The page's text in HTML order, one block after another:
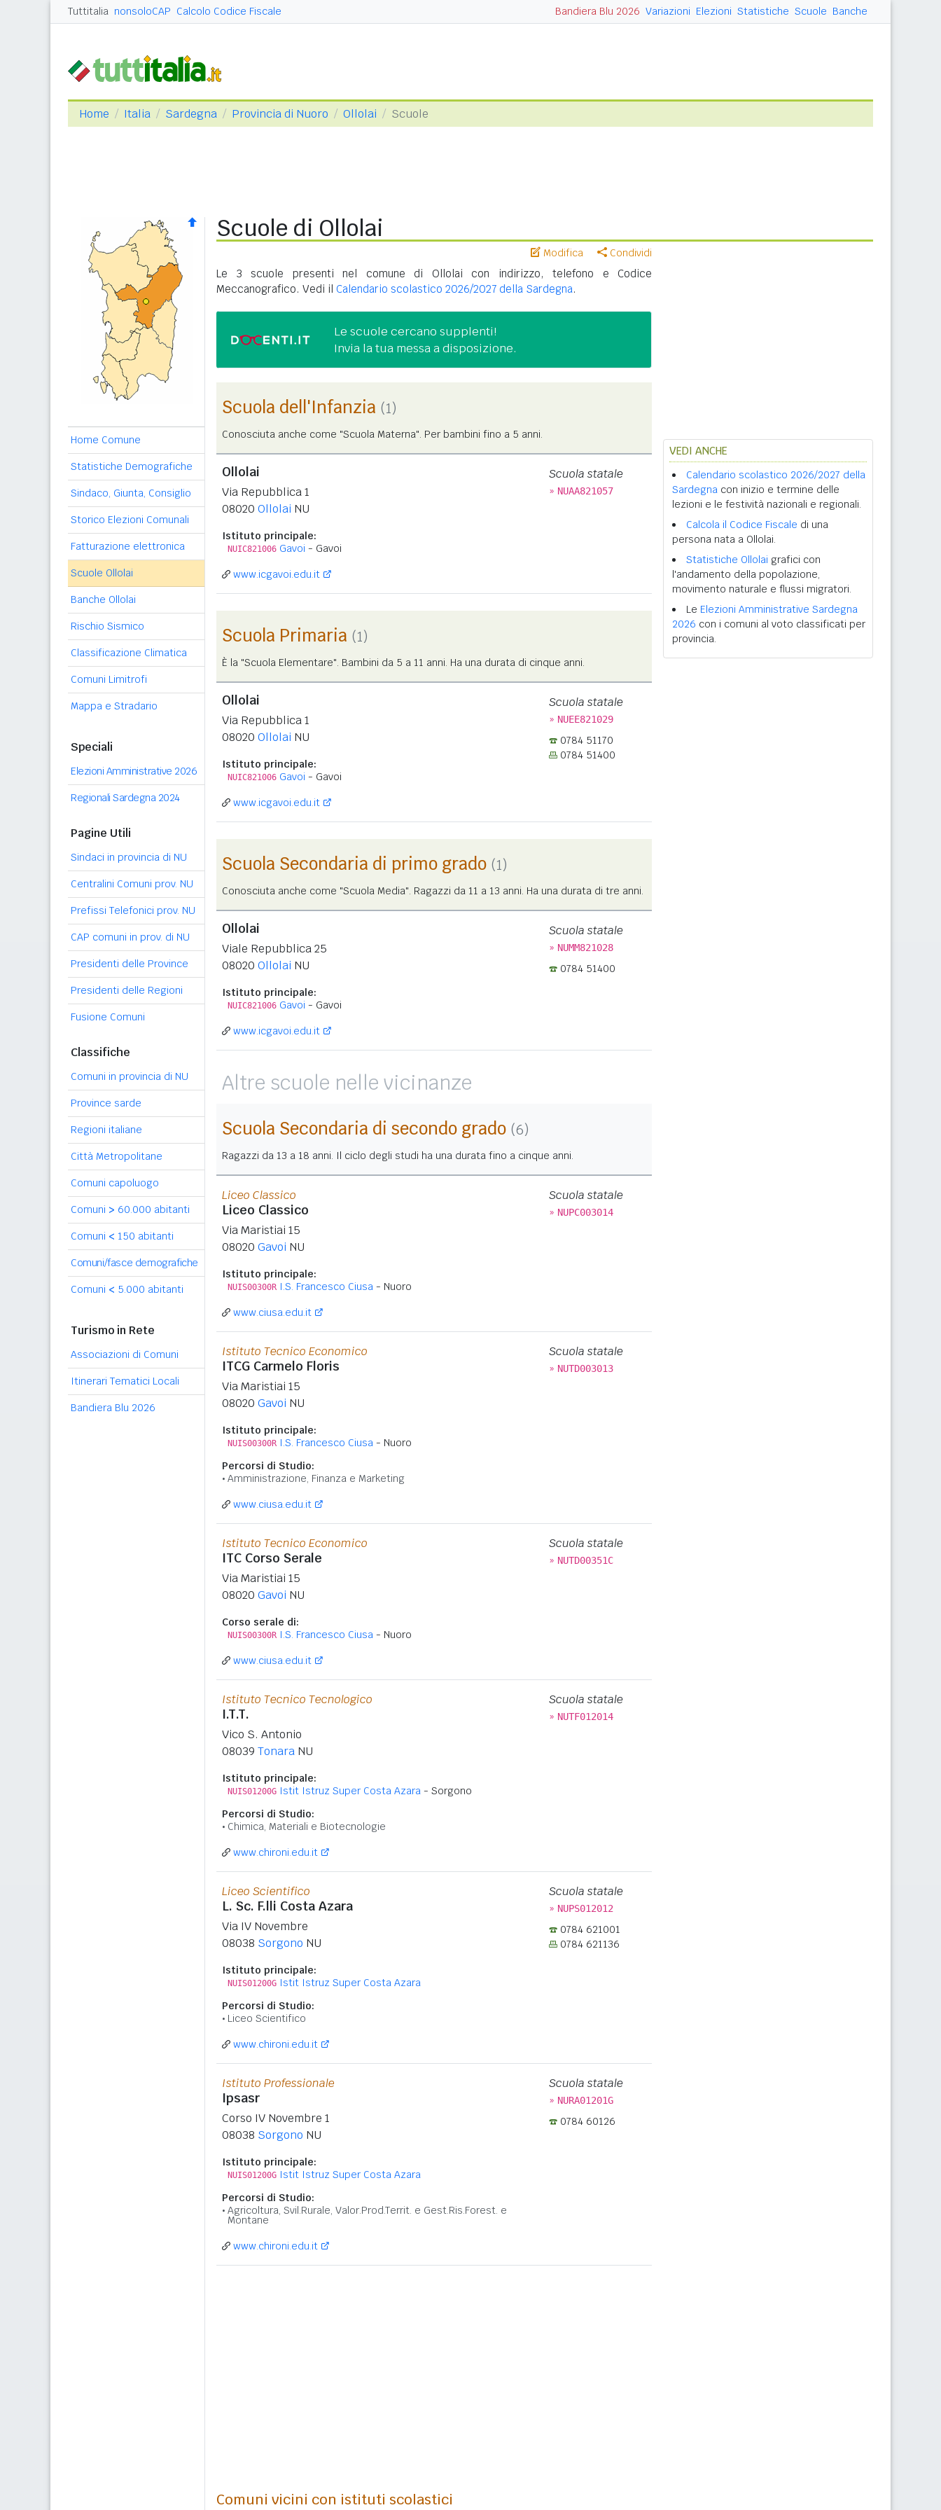
Tuttitalia nonsoloCAP Calcolo Codice Fiscale Bandiera Blu 2026 Variazioni Elezioni Statistiche Scuole Banche
Home Italia Sardegna Provincia di Nuoro Ollolai Scuole
Home Comune
Statistiche Demografiche
Sindaco, Giunta, Consiglio
Storico Elezioni Comunali
Fatturazione elettronica
Scuole Ollolai
Banche Ollolai
Rischio Sismico
Classificazione Climatica
Comuni Limitrofi
Mappa e Stradario
Speciali
Elezioni Amministrative 2026
Regionali Sardegna 2024
Pagine Utili
Sindaci in provincia di NU
Centralini Comuni prov. NU
Prefissi Telefonici prov. NU
CAP comuni in prov. di NU
Presidenti delle Province
Presidenti delle Regioni
Fusione Comuni
Classifiche
Comuni in provincia di NU
Province sarde
Regioni italiane
Città Metropolitane
Comuni capoluogo
Comuni > 60.000 abitanti
Comuni < 150 abitanti
Comuni/fasce demografiche
Comuni < 5.000 abitanti
Turismo in Rete
Associazioni di Comuni
Itinerari Tematici Locali
Bandiera Blu 2026
Scuole di Ollolai
Modifica Condividi
Le 3 scuole presenti nel comune di Ollolai con indirizzo, telefono e Codice
Meccanografico. Vedi il Calendario scolastico 2026/2027 della Sardegna.
Le scuole cercano supplenti!
Invia la tua messa a disposizione.
Scuola dell'Infanzia (1)
Conosciuta anche come "Scuola Materna". Per bambini fino a 5 anni.
Ollolai
Via Repubblica 1
08020 Ollolai NU
Istituto principale:
NUIC821006 Gavoi - Gavoi
Scuola statale
» NUAA821057
www.icgavoi.edu.it
Scuola Primaria (1)
È la "Scuola Elementare". Bambini da 5 a 11 anni. Ha una durata di cinque anni.
Ollolai
Via Repubblica 1
08020 Ollolai NU
Istituto principale:
NUIC821006 Gavoi - Gavoi
Scuola statale
» NUEE821029
0784 51170
0784 51400
www.icgavoi.edu.it
Scuola Secondaria di primo grado (1)
Conosciuta anche come "Scuola Media". Ragazzi da 11 a 13 anni. Ha una durata di tre anni.
Ollolai
Viale Repubblica 25
08020 Ollolai NU
Istituto principale:
NUIC821006 Gavoi - Gavoi
Scuola statale
» NUMM821028
0784 51400
www.icgavoi.edu.it
Altre scuole nelle vicinanze
Scuola Secondaria di secondo grado (6)
Ragazzi da 13 a 18 anni. Il ciclo degli studi ha una durata fino a cinque anni.
Liceo Classico
Liceo Classico
Via Maristiai 15
08020 Gavoi NU
Istituto principale:
NUIS00300R I.S. Francesco Ciusa - Nuoro
Scuola statale
» NUPC003014
www.ciusa.edu.it
Istituto Tecnico Economico
ITCG Carmelo Floris
Via Maristiai 15
08020 Gavoi NU
Istituto principale:
NUIS00300R I.S. Francesco Ciusa - Nuoro
Percorsi di Studio:
Amministrazione, Finanza e Marketing
Scuola statale
» NUTD003013
www.ciusa.edu.it
Istituto Tecnico Economico
ITC Corso Serale
Via Maristiai 15
08020 Gavoi NU
Corso serale di:
NUIS00300R I.S. Francesco Ciusa - Nuoro
Scuola statale
» NUTD00351C
www.ciusa.edu.it
Istituto Tecnico Tecnologico
I.T.T.
Vico S. Antonio
08039 Tonara NU
Istituto principale:
NUIS01200G Istit Istruz Super Costa Azara - Sorgono
Percorsi di Studio:
Chimica, Materiali e Biotecnologie
Scuola statale
» NUTF012014
www.chironi.edu.it
Liceo Scientifico
L. Sc. F.lli Costa Azara
Via IV Novembre
08038 Sorgono NU
Istituto principale:
NUIS01200G Istit Istruz Super Costa Azara
Percorsi di Studio:
Liceo Scientifico
Scuola statale
» NUPS012012
0784 621001
0784 621136
www.chironi.edu.it
Istituto Professionale
Ipsasr
Corso IV Novembre 1
08038 Sorgono NU
Istituto principale:
NUIS01200G Istit Istruz Super Costa Azara
Percorsi di Studio:
Agricoltura, Svil.Rurale, Valor.Prod.Territ. e Gest.Ris.Forest. e
Montane
Scuola statale
» NURA01201G
0784 60126
www.chironi.edu.it
Comuni vicini con istituti scolastici
VEDI ANCHE
Calendario scolastico 2026/2027 della
Sardegna con inizio e termine delle
lezioni e le festività nazionali e regionali.
Calcola il Codice Fiscale di una
persona nata a Ollolai.
Statistiche Ollolai grafici con
l'andamento della popolazione,
movimento naturale e flussi migratori.
Le Elezioni Amministrative Sardegna
2026 con i comuni al voto classificati per
provincia.